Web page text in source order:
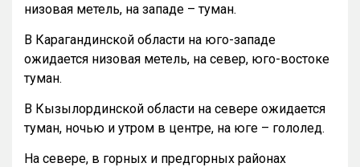
низовая метель, на западе – туман.
В Карагандинской области на юго-западе
ожидается низовая метель, на север, юго-востоке
туман.
В Кызылординской области на севере ожидается
туман, ночью и утром в центре, на юге – гололед.
На севере, в горных и предгорных районах